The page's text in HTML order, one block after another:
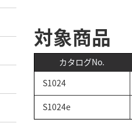
対象商品
カタログNo.
S1024
S1024e